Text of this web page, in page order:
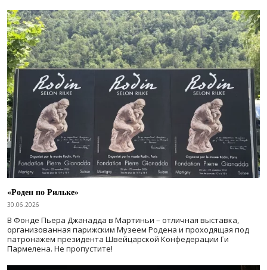
«Роден по Рильке»
30.06.2026
В Фонде Пьера Джанадда в Мартиньи – отличная выставка,
организованная парижским Музеем Родена и проходящая под
патронажем президента Швейцарской Конфедерации Ги
Пармелена. Не пропустите!